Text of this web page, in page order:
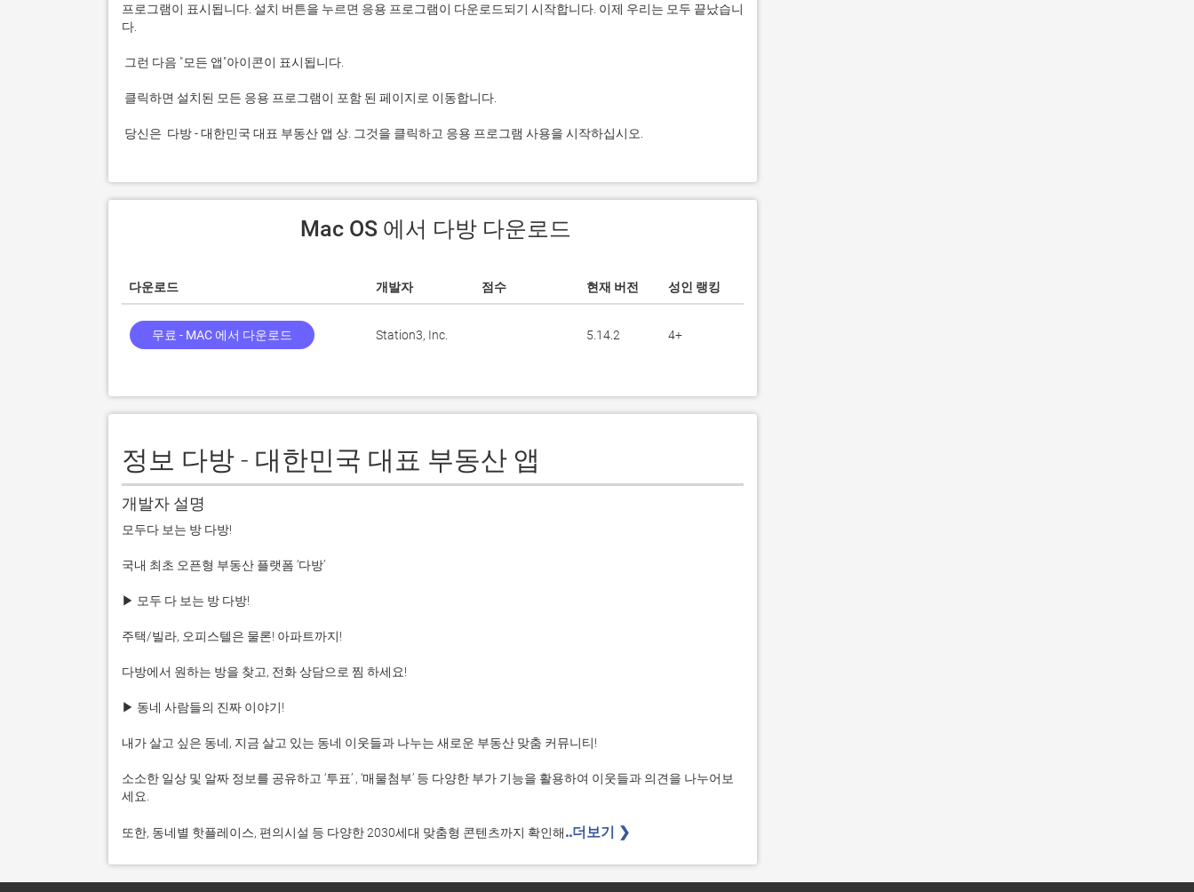
프로그램이 표시됩니다. 설치 버튼을 누르면 응용 프로그램이 다운로드되기 시작합니다. 이제 우리는 모두 끝났습니
당신은  다방 - 대한민국 대표 부동산 앱 상. 그것을 클릭하고 응용 프로그램 사용을 시작하십시오.
Mac OS 에서 다방 다운로드
다운로드 개발자 점수 현재 버전 성인 랭킹
무료 - MAC 에서 다운로드 Station3, Inc. 5.14.2 4+
정보 다방 - 대한민국 대표 부동산 앱
개발자 설명
모두다 보는 방 다방!
국내 최초 오픈형 부동산 플랫폼 ‘다방’
▶ 모두 다 보는 방 다방!
주택/빌라, 오피스텔은 물론! 아파트까지!
다방에서 원하는 방을 찾고, 전화 상담으로 찜 하세요!
▶ 동네 사람들의 진짜 이야기!
내가 살고 싶은 동네, 지금 살고 있는 동네 이웃들과 나누는 새로운 부동산 맞춤 커뮤니티!
소소한 일상 및 알짜 정보를 공유하고 ‘투표’ , ‘매물첨부’ 등 다양한 부가 기능을 활용하여 이웃들과 의견을 나누어보
세요.
또한, 동네별 핫플레이스, 편의시설 등 다양한 2030세대 맞춤형 콘텐츠까지 확인해..더보기 ❯